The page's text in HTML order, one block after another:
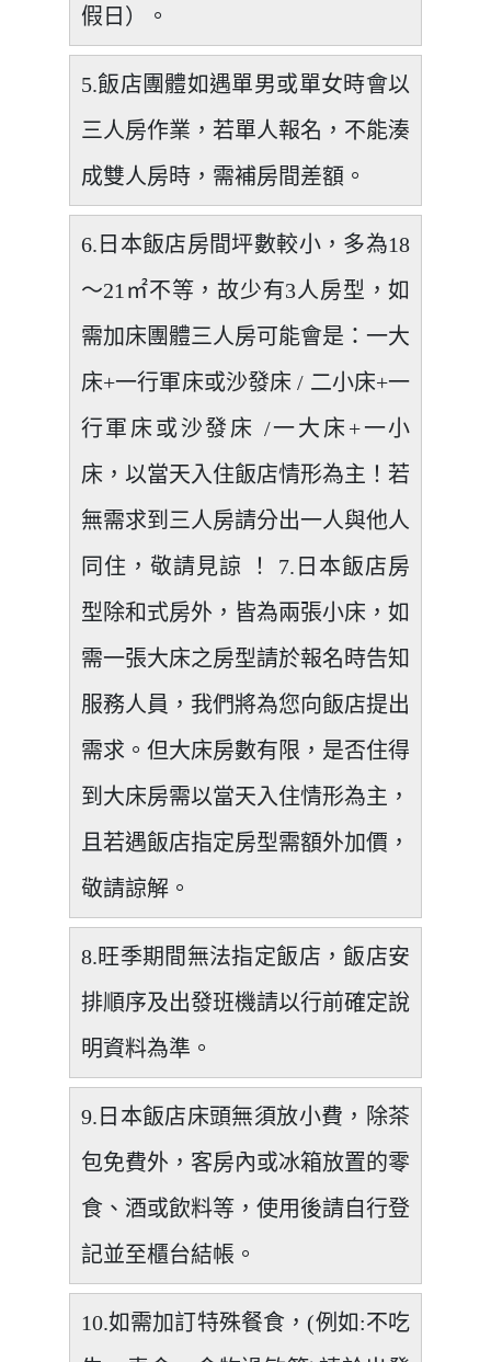
假日）。
5.飯店團體如遇單男或單女時會以
三人房作業，若單人報名，不能湊
成雙人房時，需補房間差額。
6.日本飯店房間坪數較小，多為18
～21㎡不等，故少有3人房型，如
需加床團體三人房可能會是：一大
床+一行軍床或沙發床 / 二小床+一
行軍床或沙發床 /一大床+一小
床，以當天入住飯店情形為主！若
無需求到三人房請分出一人與他人
同住，敬請見諒 ！ 7.日本飯店房
型除和式房外，皆為兩張小床，如
需一張大床之房型請於報名時告知
服務人員，我們將為您向飯店提出
需求。但大床房數有限，是否住得
到大床房需以當天入住情形為主，
且若遇飯店指定房型需額外加價，
敬請諒解。
8.旺季期間無法指定飯店，飯店安
排順序及出發班機請以行前確定說
明資料為準。
9.日本飯店床頭無須放小費，除茶
包免費外，客房內或冰箱放置的零
食、酒或飲料等，使用後請自行登
記並至櫃台結帳。
10.如需加訂特殊餐食，(例如:不吃